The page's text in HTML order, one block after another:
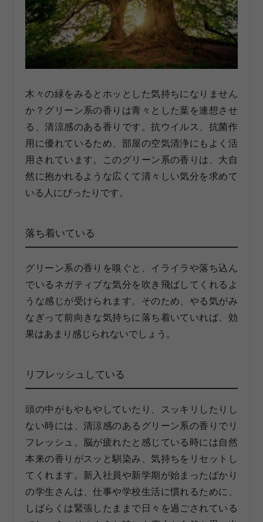
木々の緑をみるとホッとした気持ちになりません
か？グリーン系の香りは青々とした葉を連想させ
る、清涼感のある香りです。抗ウイルス、抗菌作
用に優れているため、部屋の空気清浄にもよく活
用されています。このグリーン系の香りは、大自
然に抱かれるような広くて清々しい気分を求めて
いる人にぴったりです。
落ち着いている
グリーン系の香りを嗅ぐと、イライラや落ち込ん
でいるネガティブな気分を吹き飛ばしてくれるよ
うな感じが受けられます。そのため、やる気がみ
なぎって前向きな気持ちに落ち着いていれば、効
果はあまり感じられないでしょう。
リフレッシュしている
頭の中がもやもやしていたり、スッキリしたりし
ない時には、清涼感のあるグリーン系の香りでリ
フレッシュ。脳が疲れたと感じている時には自然
本来の香りがスッと馴染み、気持ちをリセットし
てくれます。新入社員や新学期が始まったばかり
の学生さんは、仕事や学校生活に慣れるために、
しばらくは緊張したままで日々を過ごされている